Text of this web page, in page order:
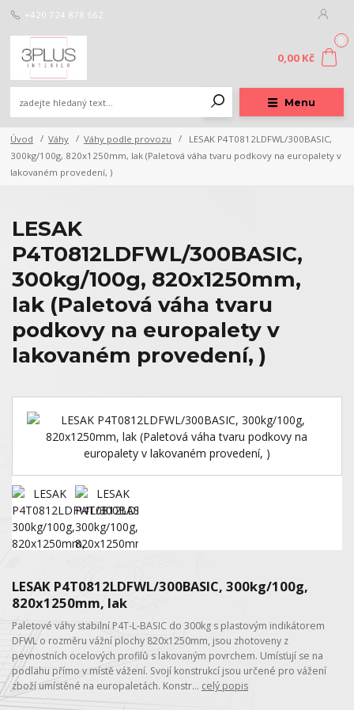
Menu
+420 724 878 662
0
0,00 Kč
Úvod Váhy Váhy podle provozu
LESAK P4T0812LDFWL/300BASIC,
300kg/100g, 820x1250mm, lak (Paletová váha tvaru podkovy na europalety v
lakovaném provedení, )
LESAK
P4T0812LDFWL/300BASIC,
300kg/100g, 820x1250mm,
lak (Paletová váha tvaru
podkovy na europalety v
lakovaném provedení, )
LESAK P4T0812LDFWL/300BASIC, 300kg/100g,
820x1250mm, lak
Paletové váhy stabilní P4T-L-BASIC do 300kg s plastovým indikátorem
DFWL o rozměru vážní plochy 820x1250mm, jsou zhotoveny z
pevnostních ocelových profilů s lakovaným povrchem. Umísťují se na
podlahu přímo v místě vážení. Svojí konstrukcí jsou určené pro vážení
zboží umístěné na europaletách. Konstr... celý popis